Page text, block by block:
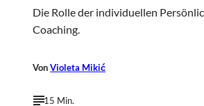
Die Rolle der individuellen
Coaching.
VonVioleta Mikić
15 Min.